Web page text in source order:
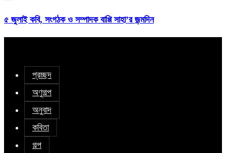
৫ জুলাই কবি, সংগঠক ও সম্পাদক বাপ্পি সাহা’র জন্মদিন
প্রচ্ছদ
অণুগল্প
অনুবাদ
কবিতা
গল্প